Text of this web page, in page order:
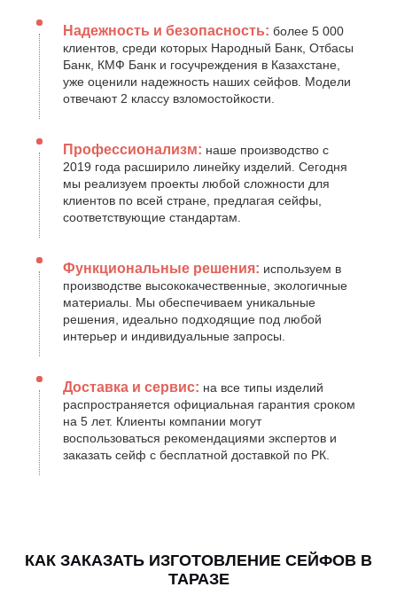
Надежность и безопасность: более 5 000
клиентов, среди которых Народный Банк, Отбасы
Банк, КМФ Банк и госучреждения в Казахстане,
уже оценили надежность наших сейфов. Модели
отвечают 2 классу взломостойкости.
Профессионализм: наше производство с
2019 года расширило линейку изделий. Сегодня
мы реализуем проекты любой сложности для
клиентов по всей стране, предлагая сейфы,
соответствующие стандартам.
Функциональные решения: используем в
производстве высококачественные, экологичные
материалы. Мы обеспечиваем уникальные
решения, идеально подходящие под любой
интерьер и индивидуальные запросы.
Доставка и сервис: на все типы изделий
распространяется официальная гарантия сроком
на 5 лет. Клиенты компании могут
воспользоваться рекомендациями экспертов и
заказать сейф с бесплатной доставкой по РК.
КАК ЗАКАЗАТЬ ИЗГОТОВЛЕНИЕ СЕЙФОВ В
ТАРАЗЕ